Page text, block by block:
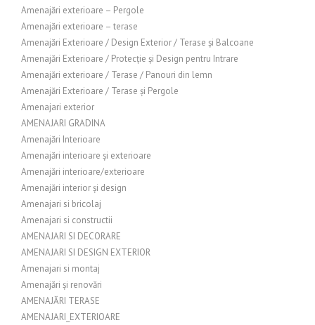
Amenajări exterioare – Pergole
Amenajări exterioare – terase
Amenajări Exterioare / Design Exterior / Terase și Balcoane
Amenajări Exterioare / Protecție și Design pentru Intrare
Amenajări exterioare / Terase / Panouri din lemn
Amenajări Exterioare / Terase și Pergole
Amenajari exterior
AMENAJARI GRADINA
Amenajări Interioare
Amenajări interioare și exterioare
Amenajări interioare/exterioare
Amenajări interior și design
Amenajari si bricolaj
Amenajari si constructii
AMENAJARI SI DECORARE
AMENAJARI SI DESIGN EXTERIOR
Amenajari si montaj
Amenajări și renovări
AMENAJĂRI TERASE
AMENAJARI_EXTERIOARE